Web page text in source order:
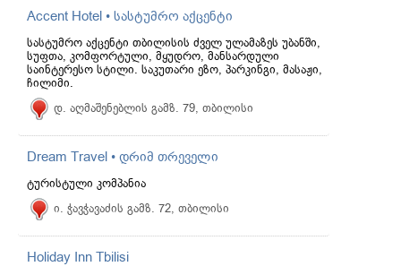
Accent Hotel • სასტუმრო აქცენტი
სასტუმრო აქცენტი თბილისის ძველ ულამაზეს უბანში,
სუფთა, კომფორტული, მყუდრო, მანსარდული
საინტერესო სტილი. საკუთარი ეზო, პარკინგი, მასაჟი,
ჩილიმი.
დ. აღმაშენებლის გამზ. 79, თბილისი
Dream Travel • დრიმ თრეველი
ტურისტული კომპანია
ი. ჭავჭავაძის გამზ. 72, თბილისი
Holiday Inn Tbilisi